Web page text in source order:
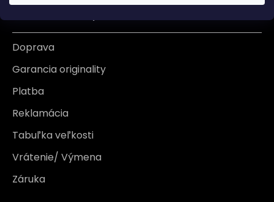
Doprava
Garancia originality
Platba
Reklamácia
Tabuľka veľkosti
Vrátenie/ Výmena
Záruka